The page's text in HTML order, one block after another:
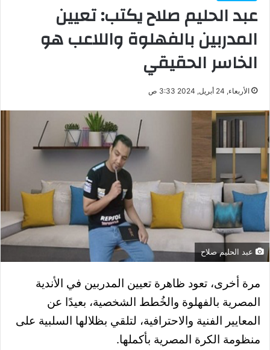
عبد الحليم صلاح يكتب: تعيين
المدربين بالفهلوة واللاعب هو
الخاسر الحقيقي
الأربعاء, 24 أبريل, 2024 3:33 ص
عبد الحليم صلاح
مرة أخرى، تعود ظاهرة تعيين المدربين في الأندية
المصرية بالفهلوة والخُطط الشخصية، بعيدًا عن
المعايير الفنية والاحترافية، لتلقي بظلالها السلبية على
منظومة الكرة المصرية بأكملها.